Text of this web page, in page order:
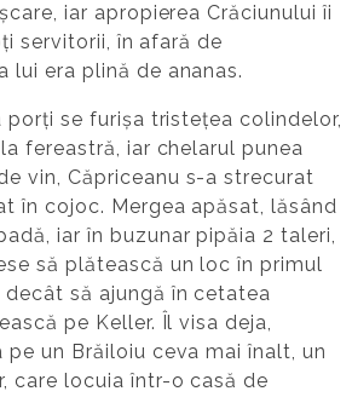
iar apropierea Crăciunului îi
servitorii, în afară de
lui era plină de ananas.
porți se furișa tristețea colindelor,
fereastră, iar chelarul punea
vin, Căpriceanu s-a strecurat
în cojoc. Mergea apăsat, lăsând
iar în buzunar pipăia 2 taleri,
să plătească un loc în primul
să ajungă în cetatea
pe Keller. Îl visa deja,
un Brăiloiu ceva mai înalt, un
care locuia într-o casă de